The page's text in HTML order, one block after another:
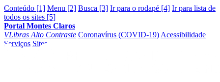
Conteúdo [1] Menu [2] Busca [3] Ir para o rodapé [4] Ir para lista de
todos os sites [5]
Portal Montes Claros
VLibras Alto Contraste Coronavírus (COVID-19) Acessibilidade
Serviços Sites